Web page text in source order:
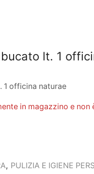
lt. 1
officina naturae
in magazzino e non
, PULIZIA E IGIENE